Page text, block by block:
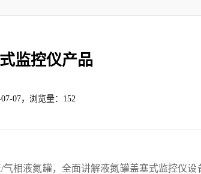
监控仪产品
07，浏览量：152
相液氮罐，全面讲解液氮罐盖塞式监控仪设